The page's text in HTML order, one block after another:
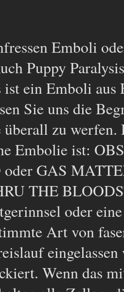
Emboli
Puppy
ist ein Emboli
Sie uns die
überall zu
Embolie ist:
GAS
THE
oder
Art von
Wenn das